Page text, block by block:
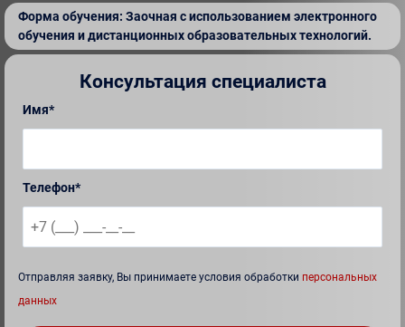
Форма обучения: Заочная с использованием электронного
обучения и дистанционных образовательных технологий.
Консультация специалиста
Имя*
Телефон*
Отправляя заявку, Вы принимаете условия обработки персональных
данных